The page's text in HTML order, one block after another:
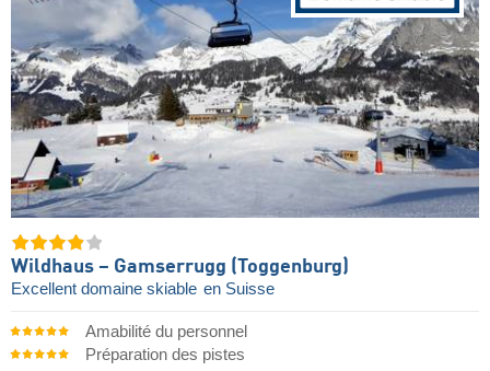
Wildhaus – Gamserrugg (Toggenburg)
Excellent domaine skiable en Suisse
Amabilité du personnel
Préparation des pistes